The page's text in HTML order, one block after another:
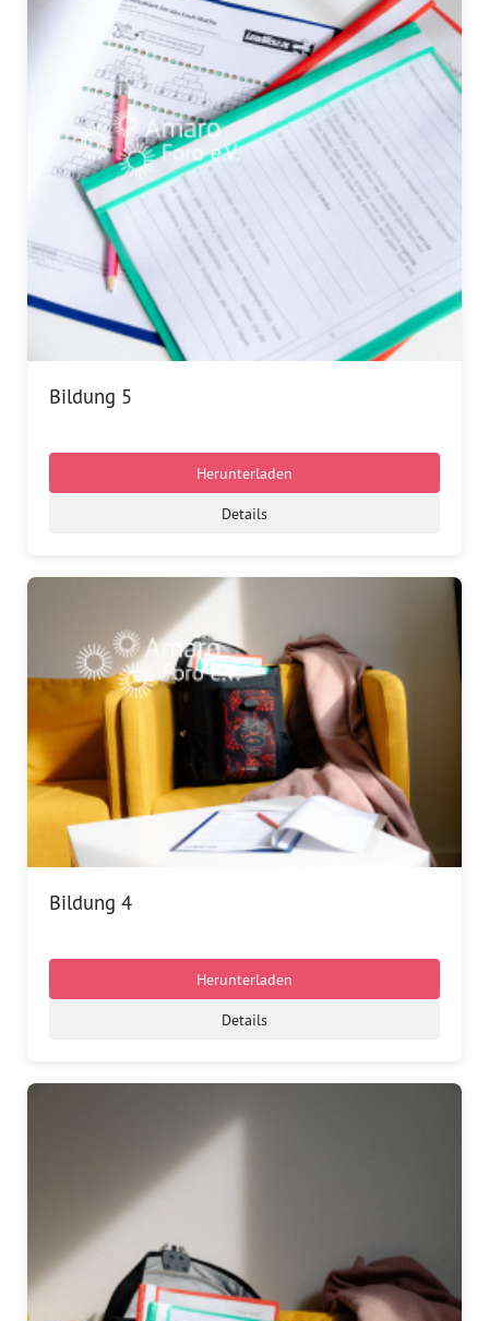
Bildung 5
Herunterladen
Details
Bildung 4
Herunterladen
Details